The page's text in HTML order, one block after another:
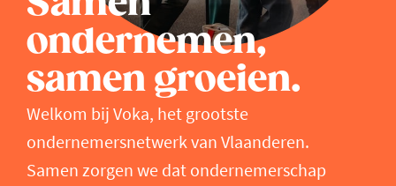
ondernemen,
samen groeien.
Welkom bij Voka, het grootste
ondernemersnetwerk van Vlaanderen.
Samen zorgen we dat ondernemerschap